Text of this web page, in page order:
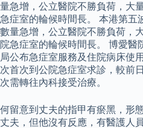
量急增，公立醫院不勝負荷，大
急症室的輪候時間長。 本港第五
數量急增，公立醫院不勝負荷，
院急症室的輪候時間長。 博愛醫
局公布急症室服務及住院病床使
次首次到公院急症室求診，較前
次需轉往內科接受治療。
何留意到丈夫的指甲有瘀黑，形
丈夫，但他沒有反應，有醫護人